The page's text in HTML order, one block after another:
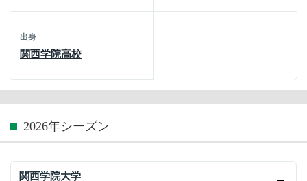
出身
関西学院高校
2026年シーズン
関西学院大学